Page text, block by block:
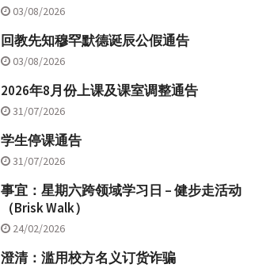
03/08/2026
回教先知穆罕默德诞辰公假通告
03/08/2026
2026年8月份上课及课室调整通告
31/07/2026
学生停课通告
31/07/2026
事宜：星期六跨领域学习日 – 健步走活动
（Brisk Walk）
24/02/2026
澄清：滥用校方名义订货诈骗